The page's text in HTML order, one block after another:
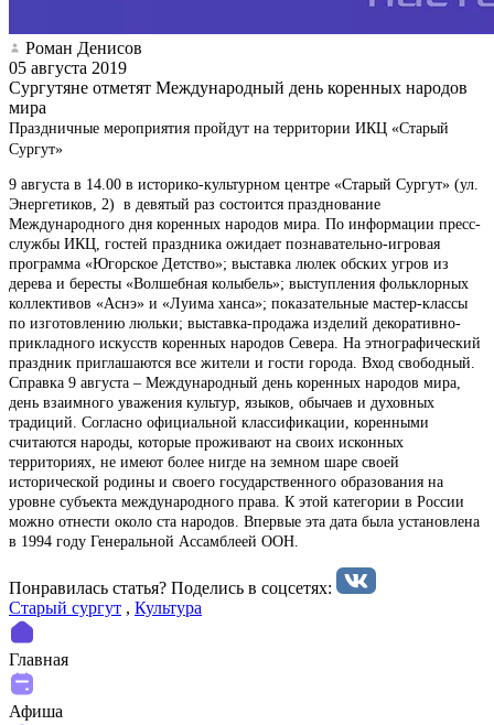
Роман Денисов
05 августа 2019
Сургутяне отметят Международный день коренных народов
мира
Праздничные мероприятия пройдут на территории ИКЦ «Старый
Сургут»
9 августа в 14.00 в историко-культурном центре «Старый Сургут» (ул.
Энергетиков, 2) в девятый раз состоится празднование
Международного дня коренных народов мира. По информации пресс-
службы ИКЦ, гостей праздника ожидает познавательно-игровая
программа «Югорское Детство»; выставка люлек обских угров из
дерева и бересты «Волшебная колыбель»; выступления фольклорных
коллективов «Аснэ» и «Луима ханса»; показательные мастер-классы
по изготовлению люльки; выставка-продажа изделий декоративно-
прикладного искусств коренных народов Севера. На этнографический
праздник приглашаются все жители и гости города. Вход свободный.
Справка 9 августа – Международный день коренных народов мира,
день взаимного уважения культур, языков, обычаев и духовных
традиций. Согласно официальной классификации, коренными
считаются народы, которые проживают на своих исконных
территориях, не имеют более нигде на земном шаре своей
исторической родины и своего государственного образования на
уровне субъекта международного права. К этой категории в России
можно отнести около ста народов. Впервые эта дата была установлена
в 1994 году Генеральной Ассамблеей ООН.
Понравилась статья? Поделиcь в соцсетях:
Старый сургут , Культура
Главная
Афиша